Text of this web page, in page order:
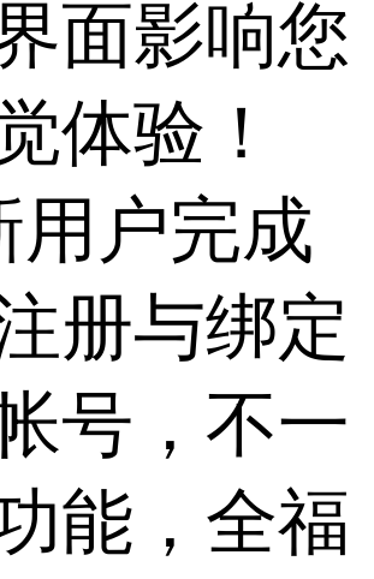
面影响您
体验！
用户完成
册与绑定
号，不一
能，全福